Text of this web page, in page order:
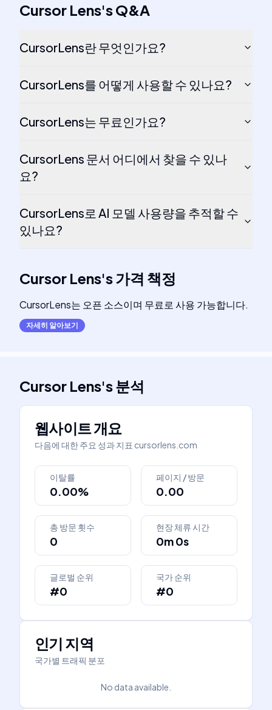
Cursor Lens'sQ&A
CursorLens란 무엇인가요?
CursorLens를 어떻게 사용할 수 있나요?
CursorLens는 무료인가요?
CursorLens 문서 어디에서 찾을 수 있나
요?
CursorLens로 AI 모델 사용량을 추적할 수
있나요?
Cursor Lens's가격 책정
CursorLens는 오픈 소스이며 무료로 사용 가능합니다.
자세히 알아보기
Cursor Lens's분석
웹사이트 개요
다음에 대한 주요 성과 지표 cursorlens.com
이탈률
0.00%
페이지 / 방문
0.00
총 방문 횟수
0
현장 체류 시간
0m 0s
글로벌 순위
#0
국가 순위
#0
인기 지역
국가별 트래픽 분포
No data available.